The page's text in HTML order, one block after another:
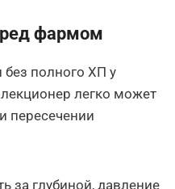
фармом
без полного ХП у
легко может
пересечении
за глубиной, давление